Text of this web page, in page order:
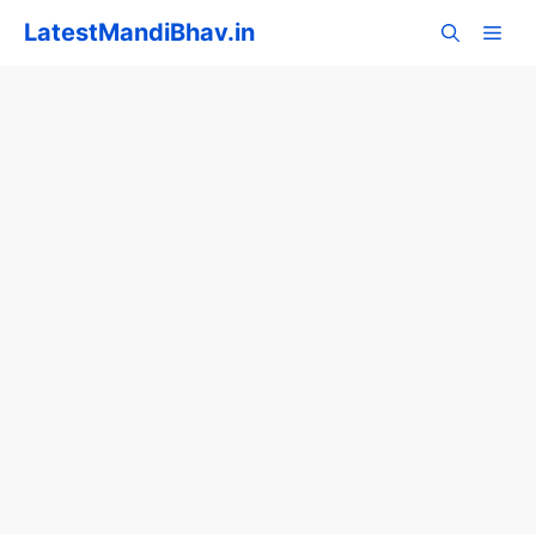
LatestMandiBhav.in